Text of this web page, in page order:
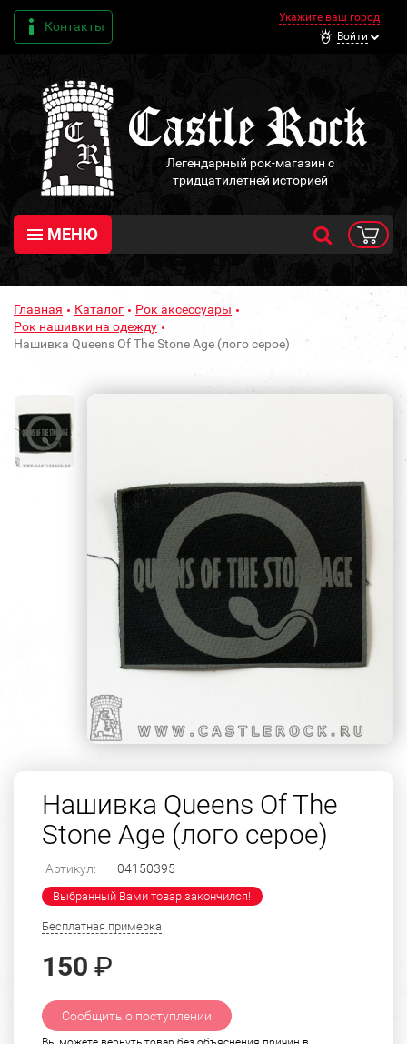
Контакты
Укажите ваш город
Войти
Легендарный рок-магазин с
тридцатилетней историей
МЕНЮ
Главная Каталог
Рок аксессуары
Рок нашивки на одежду
Нашивка Queens Of The Stone Age (лого серое)
Нашивка Queens Of The
Stone Age (лого серое)
Артикул: 04150395
Выбранный Вами товар закончился!
Бесплатная примерка
150 ₽
Сообщить о поступлении